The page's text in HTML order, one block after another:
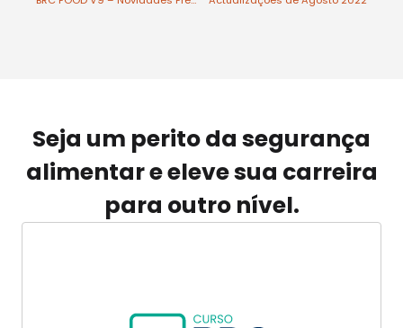
Seja um perito da segurança
alimentar e eleve sua carreira
para outro nível.